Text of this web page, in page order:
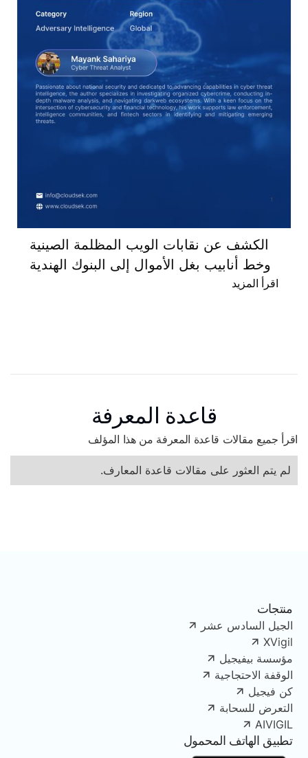
الكشف عن نقابات الويب المظلمة الصينية
وخط أنابيب بغل الأموال إلى البنوك الهندية
اقرأ المزيد
قاعدة المعرفة
اقرأ جميع مقالات قاعدة المعرفة من هذا المؤلف
لم يتم العثور على مقالات قاعدة المعارف.
منتجات
الجيل السادس عشر
XVigil
مؤسسة بيفيجيل
الوقفة الاحتجاجية
كن فيجيل
التعرض للسحابة
AIVIGIL
تطبيق الهاتف المحمول